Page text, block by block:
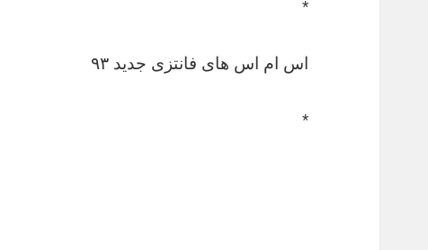
*
اس ام اس های فانتزی جدید ۹۳
*